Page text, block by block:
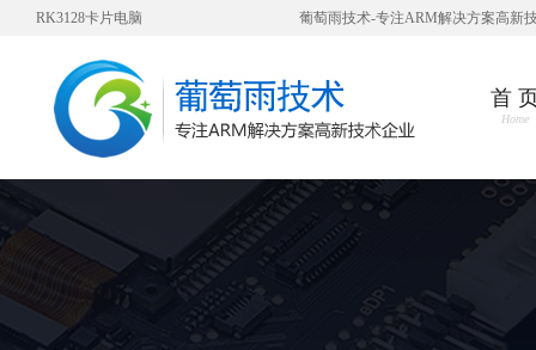
RK3128卡片电脑 葡萄雨技术-专注ARM解决方案高新
首
Home